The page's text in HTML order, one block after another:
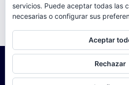
torrent al dia Ago 6,
servicios. Puede aceptar todas las
necesarias o configurar sus
Aceptar
Rechazar
Para obtener más información, incluido